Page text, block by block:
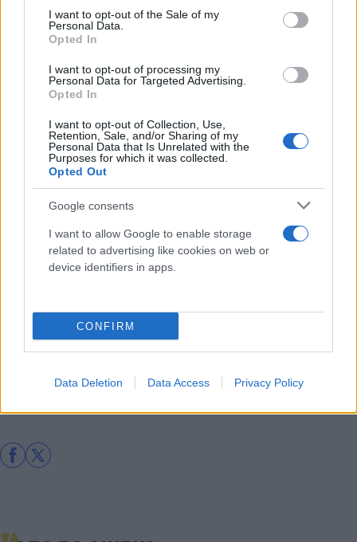
consent section.
I want to opt-out of the Sale of my
Personal Data.
Opted In
I want to opt-out of processing my
Personal Data for Targeted Advertising.
Opted In
I want to opt-out of Collection, Use,
Retention, Sale, and/or Sharing of my
Personal Data that Is Unrelated with the
Purposes for which it was collected.
Opted Out
Google consents
I want to allow Google to enable storage
related to advertising like cookies on web or
device identifiers in apps.
CONFIRM
Data Deletion Data Access Privacy Policy
αυτή η ομάδα στο μέλλον».
Την περασμένη εβδομάδα, η Αγγλία προκρίθηκε για
το Παγκόσμιο Κύπελλο του Κατάρ, όπου φιλοδοξεί
Κάνε κλικ και δες περισσότερο
Flash.grστην αναζήτηση της
Διάβασε περισσότερα